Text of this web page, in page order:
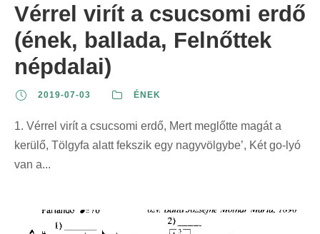
Vérrel virít a csucsomi erdő
(ének, ballada, Felnőttek
népdalai)
2019-07-03 ÉNEK
1. Vérrel virít a csucsomi erdő, Mert meglőtte magát a
kerülő, Tölgyfa alatt fekszik egy nagyvölgybe’, Két go-lyó
van a...